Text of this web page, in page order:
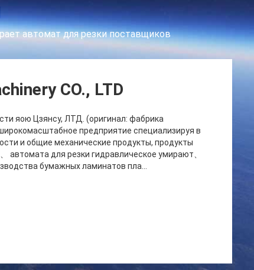
автомат для резки поставщиков
CO., LTD
яою Цзянсу, ЛТД. (оригинал: фабрика
предприятие специализируя в
и общие механические продукты, продукты
автомата для резки гидравлическое умирают、
бумажных ламинатов пла...